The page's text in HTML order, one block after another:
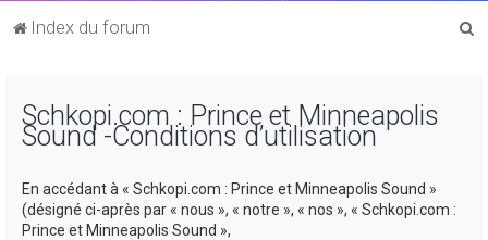
Index du forum
Schkopi.com : Prince et Minneapolis
Sound -Conditions d’utilisation
En accédant à « Schkopi.com : Prince et Minneapolis Sound »
(désigné ci-après par « nous », « notre », « nos », « Schkopi.com :
Prince et Minneapolis Sound »,